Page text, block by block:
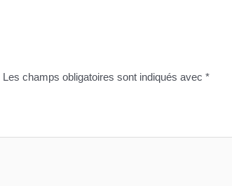
Les champs obligatoires sont indiqués avec*